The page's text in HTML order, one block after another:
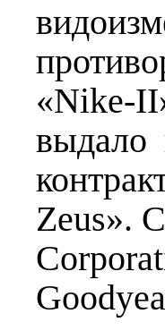
«Nike-
выдало
Zeus».